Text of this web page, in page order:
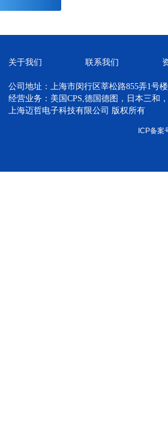
关于我们 联系我们
公司地址：上海市闵行区莘松路855弄1号
经营业务：美国CPS,德国德图，日本三和，
上海迈哲电子科技有限公司 版权所有
ICP备案